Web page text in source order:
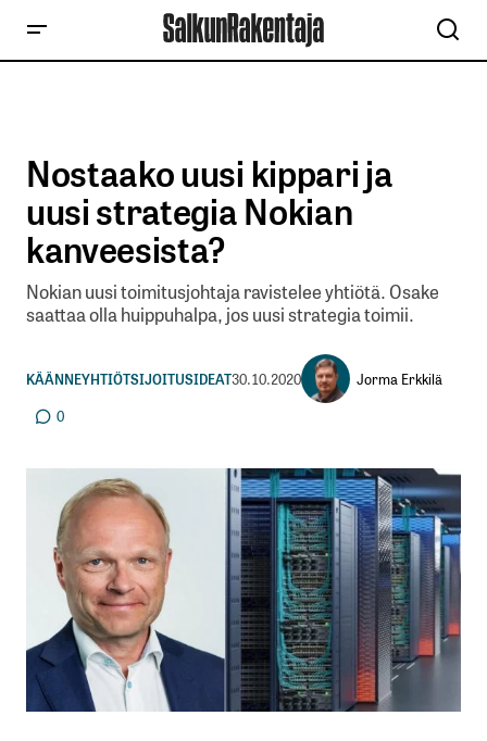
Nostaako uusi kippari ja
uusi strategia Nokian
kanveesista?
Nokian uusi toimitusjohtaja ravistelee yhtiötä. Osake
saattaa olla huippuhalpa, jos uusi strategia toimii.
KÄÄNNEYHTIÖTSIJOITUSIDEAT30.10.2020
Jorma Erkkilä
0